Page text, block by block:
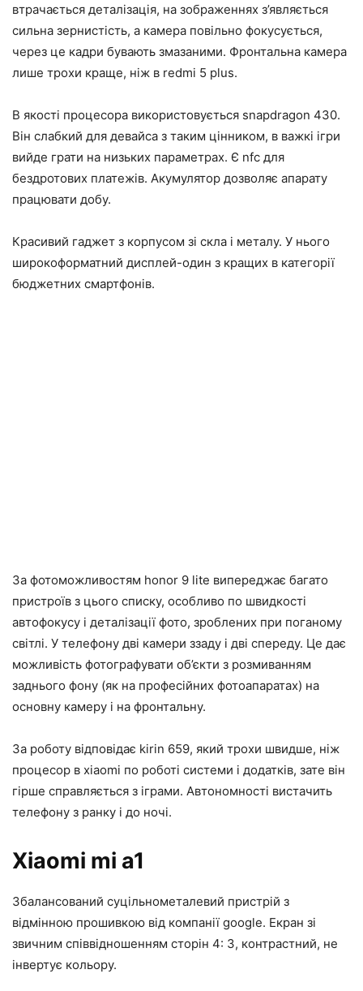
втрачається деталізація, на зображеннях з’являється
сильна зернистість, а камера повільно фокусується,
через це кадри бувають змазаними. Фронтальна камера
лише трохи краще, ніж в redmi 5 plus.
В якості процесора використовується snapdragon 430.
Він слабкий для девайса з таким цінником, в важкі ігри
вийде грати на низьких параметрах. Є nfc для
бездротових платежів. Акумулятор дозволяє апарату
працювати добу.
Красивий гаджет з корпусом зі скла і металу. У нього
широкоформатний дисплей-один з кращих в категорії
бюджетних смартфонів.
За фотоможливостям honor 9 lite випереджає багато
пристроїв з цього списку, особливо по швидкості
автофокусу і деталізації фото, зроблених при поганому
світлі. У телефону дві камери ззаду і дві спереду. Це дає
можливість фотографувати об’єкти з розмиванням
заднього фону (як на професійних фотоапаратах) на
основну камеру і на фронтальну.
За роботу відповідає kirin 659, який трохи швидше, ніж
процесор в xiaomi по роботі системи і додатків, зате він
гірше справляється з іграми. Автономності вистачить
телефону з ранку і до ночі.
Xiaomi mi a1
Збалансований суцільнометалевий пристрій з
відмінною прошивкою від компанії google. Екран зі
звичним співвідношенням сторін 4: 3, контрастний, не
інвертує кольору.